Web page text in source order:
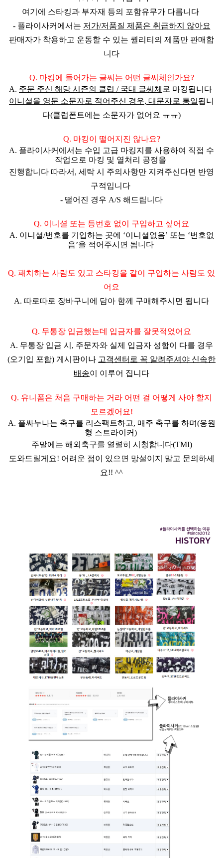
여기에 스타킹과 부자재 등의 포함유무가 다릅니다
- 플라이사커에서는 저가/저품질 제품은 취급하지 않아요
판매자가 착용하고 운동할 수 있는 퀄리티의 제품만 판매 합
니다
Q. 마킹에 들어가는 글씨는 어떤 글씨체인가요?
A. 주문 주신 해당 시즌의 클럽 / 국대 글씨체 로 마킹됩니다
이니셜을 영문 소문자로 적어주신 경우, 대문자로 통일됩니
다(클럽폰트에는 소문자가 없어요 ㅠㅠ)
Q. 마킹이 떨어지진 않나요?
A. 플라이사커에서는 수입 고급 마킹지를 사용하여 직접 수
작업으로 마킹 및 열처리 공정을
진행합니다 따라서, 세탁 시 주의사항만 지켜주신다면 반영
구적입니다
- 떨어진 경우 A/S 해드립니다
Q. 이니셜 또는 등번호 없이 구입하고 싶어요
A. 이니셜/번호를 기입하는 곳에 ‘이니셜없음’ 또는 ‘번호없
음’을 적어주시면 됩니다
Q. 패치하는 사람도 있고 스타킹을 같이 구입하는 사람도 있
어요
A. 따로따로 장바구니에 담아 함께 구매해주시면 됩니다
Q. 무통장 입금했는데 입금자를 잘못적었어요
A. 무통장 입금 시, 주문자와 실제 입금자 성함이 다를 경우
(오기입 포함) 게시판이나 고객센터로 꼭 알려주셔야 신속한
배송이 이루어 집니다
Q. 유니폼은 처음 구매하는 거라 어떤 걸 어떻게 사야 할지
모르겠어요!
A. 플싸누나는 축구를 리스팩트하고, 매주 축구를 하며(응원
형 스트라이커)
주말에는 해외축구를 열렬히 시청합니다(TMI)
도와드릴게요! 어려운 점이 있으면 망설이지 말고 문의하세
요!! ^^